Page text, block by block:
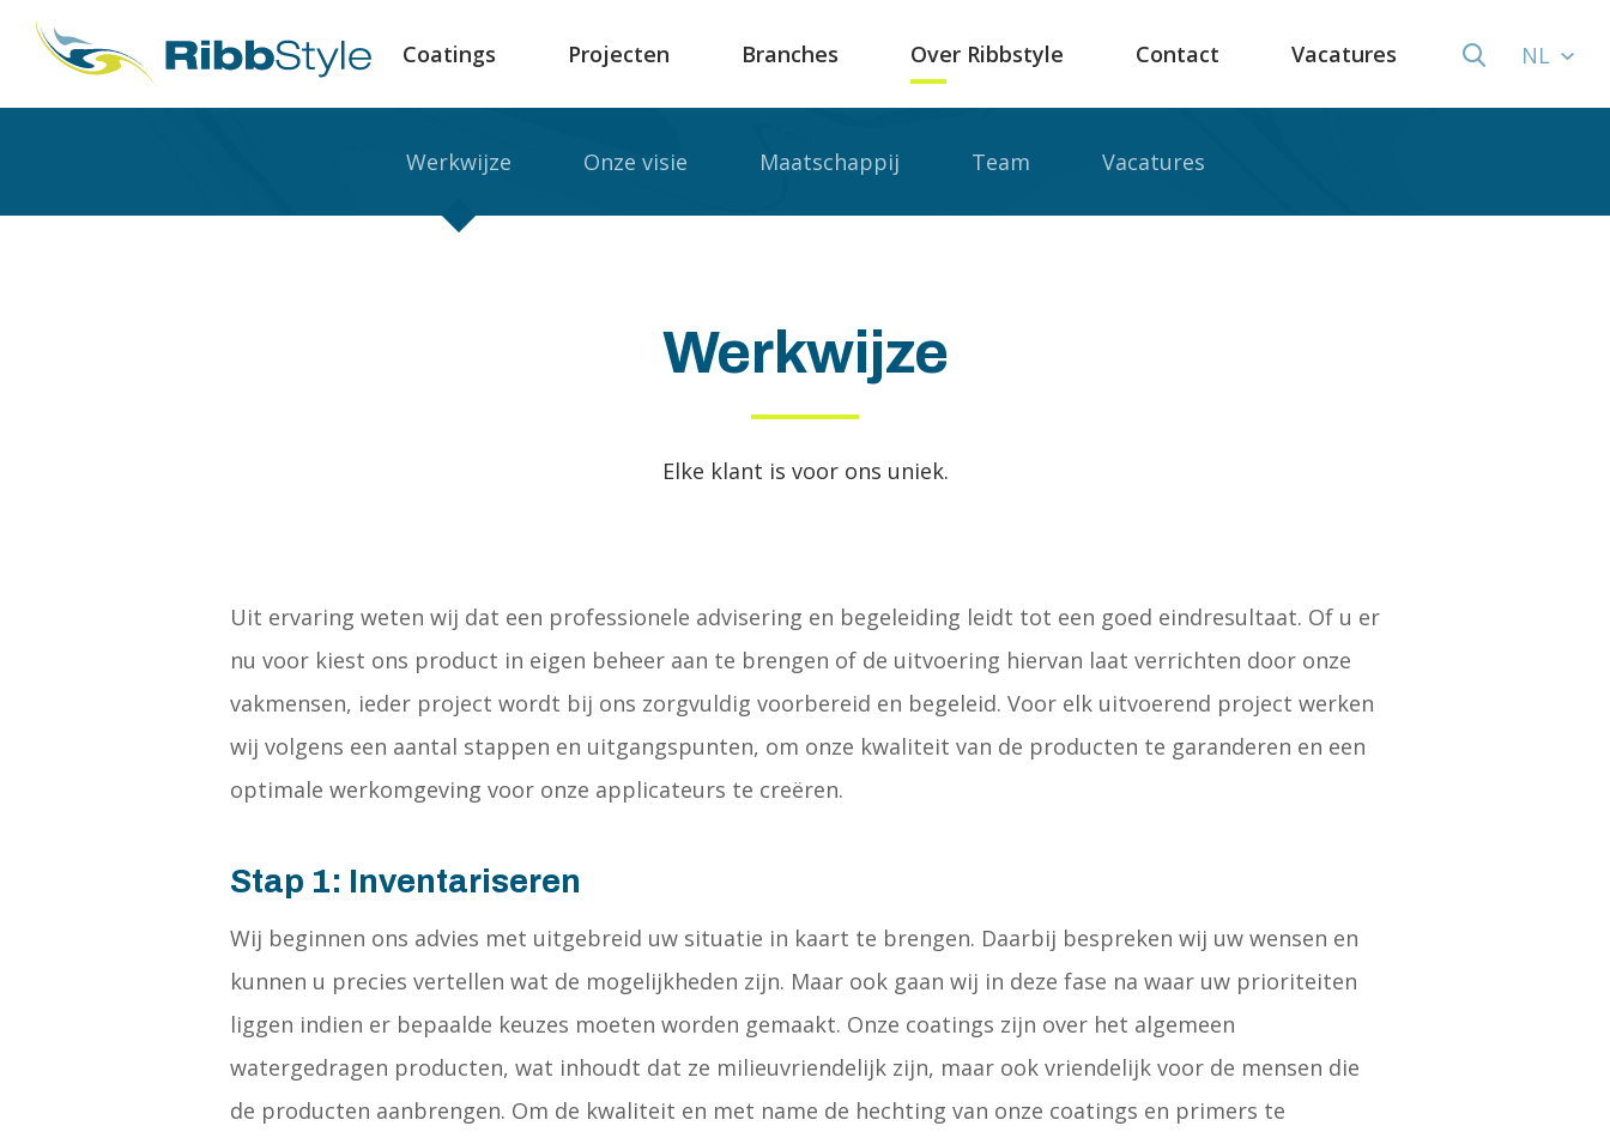
Coatings Projecten Branches Over Ribbstyle
Werkwijze Onze visie Maatschappij Team Vacatures
Contact Vacatures NL
Werkwijze
Elke klant is voor ons uniek.
Uit ervaring weten wij dat een professionele advisering en begeleiding leidt tot een goed eindresultaat. Of u er
nu voor kiest ons product in eigen beheer aan te brengen of de uitvoering hiervan laat verrichten door onze
vakmensen, ieder project wordt bij ons zorgvuldig voorbereid en begeleid. Voor elk uitvoerend project werken
wij volgens een aantal stappen en uitgangspunten, om onze kwaliteit van de producten te garanderen en een
optimale werkomgeving voor onze applicateurs te creëren.
Stap 1: Inventariseren
Wij beginnen ons advies met uitgebreid uw situatie in kaart te brengen. Daarbij bespreken wij uw wensen en
kunnen u precies vertellen wat de mogelijkheden zijn. Maar ook gaan wij in deze fase na waar uw prioriteiten
liggen indien er bepaalde keuzes moeten worden gemaakt. Onze coatings zijn over het algemeen
watergedragen producten, wat inhoudt dat ze milieuvriendelijk zijn, maar ook vriendelijk voor de mensen die
de producten aanbrengen. Om de kwaliteit en met name de hechting van onze coatings en primers te